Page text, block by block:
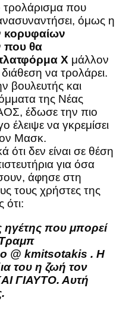
τρολάρισμα που
όμως η
κορυφαίων
που θα
Χ μάλλον
να τρολάρει.
βουλευτής και
της Νέας
έδωσε την πιο
έλειψε να γκρεμίσει
Μασκ.
ότι δεν είναι σε θέση
για όσα
άφησε στη
τους χρήστες της
που μπορεί
Τραμπ
ο @ kmitsotakis . Η
του η ζωή τον
ΓΙΑΥΤΟ. Αυτή